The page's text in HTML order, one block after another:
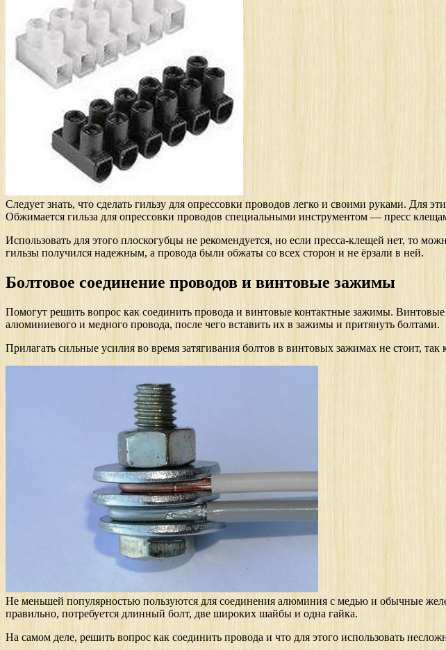
Следует знать, что сделать гильзу для опрессовки проводов легко и своими руками. Для
Обжимается гильза для опрессовки проводов специальными инструментом — пресс
Использовать для этого плоскогубцы не рекомендуется, но если пресса-клещей нет, то
гильзы получился надежным, а провода были обжаты со всех сторон и не ёрзали в ней.
Болтовое соединение проводов и винтовые зажимы
Помогут решить вопрос как соединить провода и винтовые контактные зажимы.
алюминиевого и медного провода, после чего вставить их в зажимы и притянуть болтами.
Прилагать сильные усилия во время затягивания болтов в винтовых зажимах не стоит,
Не меньшей популярностью пользуются для соединения алюминия с медью и обычные
правильно, потребуется длинный болт, две широких шайбы и одна гайка.
На самом деле, решить вопрос как соединить провода и что для этого использовать